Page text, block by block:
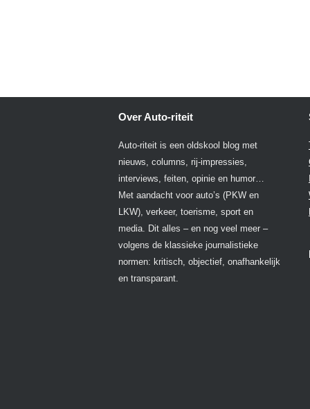
Over Auto-riteit
Auto-riteit is een oldskool blog met
nieuws, columns, rij-impressies,
interviews, feiten, opinie en humor…
Met aandacht voor auto’s (PKW en
LKW), verkeer, toerisme, sport en
media. Dit alles – en nog veel meer –
volgens de klassieke journalistieke
normen: kritisch, objectief, onafhankelijk
en transparant.